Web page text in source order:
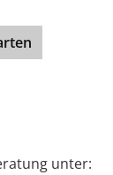
unter: